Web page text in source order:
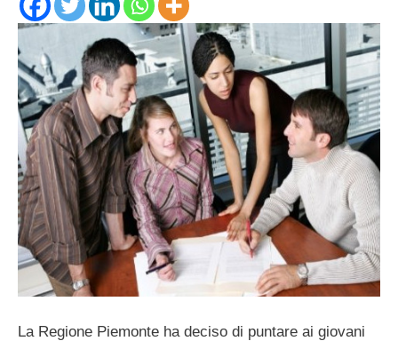
La Regione Piemonte ha deciso di puntare ai giovani